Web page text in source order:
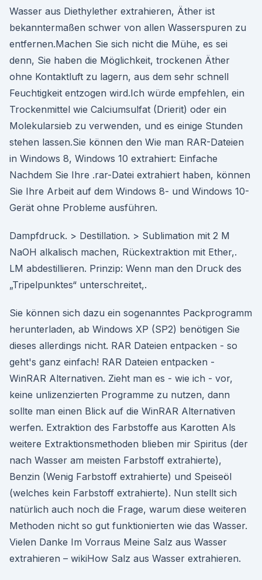
Wasser aus Diethylether extrahieren, Äther ist
bekanntermaßen schwer von allen Wasserspuren zu
entfernen.Machen Sie sich nicht die Mühe, es sei
denn, Sie haben die Möglichkeit, trockenen Äther
ohne Kontaktluft zu lagern, aus dem sehr schnell
Feuchtigkeit entzogen wird.Ich würde empfehlen, ein
Trockenmittel wie Calciumsulfat (Drierit) oder ein
Molekularsieb zu verwenden, und es einige Stunden
stehen lassen.Sie können den Wie man RAR-Dateien
in Windows 8, Windows 10 extrahiert: Einfache
Nachdem Sie Ihre .rar-Datei extrahiert haben, können
Sie Ihre Arbeit auf dem Windows 8- und Windows 10-
Gerät ohne Probleme ausführen.
Dampfdruck. > Destillation. > Sublimation mit 2 M
NaOH alkalisch machen, Rückextraktion mit Ether,.
LM abdestillieren. Prinzip: Wenn man den Druck des
„Tripelpunktes“ unterschreitet,.
Sie können sich dazu ein sogenanntes Packprogramm
herunterladen, ab Windows XP (SP2) benötigen Sie
dieses allerdings nicht. RAR Dateien entpacken - so
geht's ganz einfach! RAR Dateien entpacken -
WinRAR Alternativen. Zieht man es - wie ich - vor,
keine unlizenzierten Programme zu nutzen, dann
sollte man einen Blick auf die WinRAR Alternativen
werfen. Extraktion des Farbstoffe aus Karotten Als
weitere Extraktionsmethoden blieben mir Spiritus (der
nach Wasser am meisten Farbstoff extrahierte),
Benzin (Wenig Farbstoff extrahierte) und Speiseöl
(welches kein Farbstoff extrahierte). Nun stellt sich
natürlich auch noch die Frage, warum diese weiteren
Methoden nicht so gut funktionierten wie das Wasser.
Vielen Danke Im Vorraus Meine Salz aus Wasser
extrahieren – wikiHow Salz aus Wasser extrahieren.